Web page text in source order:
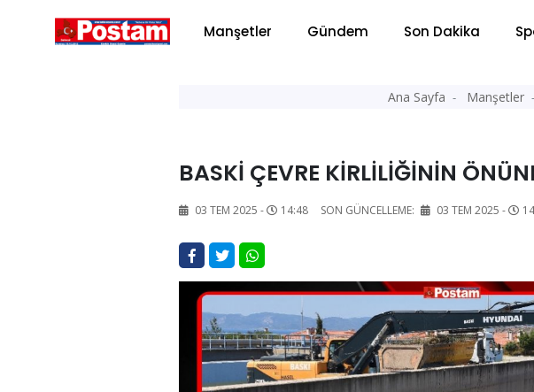
Manşetler Gündem Son Dakika
Ana Sayfa Manşetler
BASKİ ÇEVRE KİRLİLİĞİNİN
03 TEM 2025 - 14:48 SON GÜNCELLEME: 03 TEM 2025 -